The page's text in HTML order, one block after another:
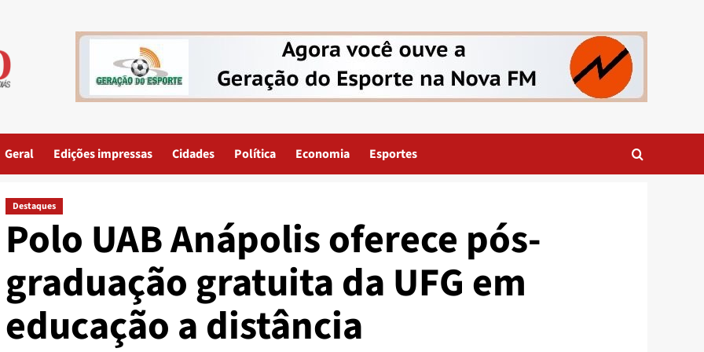
Geral Edições impressas Cidades Política Economia Esportes
Destaques
Polo UAB Anápolis oferece pós-
graduação gratuita da UFG em
educação a distância